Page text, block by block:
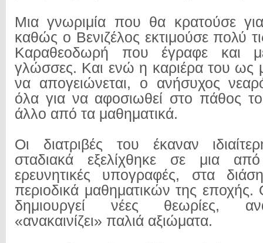
Μια γνωριμία που θα κρατούσε
καθώς ο Βενιζέλος εκτιμούσε πολύ
Καραθεοδωρή που έγραφε και
γλώσσες. Και ενώ η καριέρα του ως
να απογειώνεται, ο ανήσυχος
όλα για να αφοσιωθεί στο πάθος
άλλο από τα μαθηματικά.
Οι διατριβές του έκαναν
σταδιακά εξελίχθηκε σε μια από
ερευνητικές υπογραφές, στα
περιοδικά μαθηματικών της
δημιουργεί νέες θεωρίες,
«ανακαινίζει» παλιά αξιώματα.